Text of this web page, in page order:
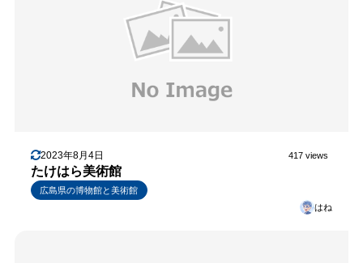
2023年8月4日 417 views
たけはら美術館
広島県の博物館と美術館
はね